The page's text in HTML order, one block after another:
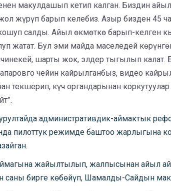
макулдашып кетип калган. Биздин
жүрүп барып келебиз. Азыр бизден 45
салды. Айыл өкмөткө барып-келген
жатат. Бул эми майда маселедей
шарты жок, элдер тыгылып калат.
чейин кайрылганбыз, видео
текшерип, күч органдарынан
административдик-аймактык
пилоттук режимде баштоо жарлыгына
жайылтылып, жалпысынан айыл
саны бирге көбөйүп, Шамалды-Сайдын